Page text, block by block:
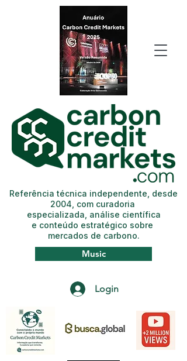
Login
Music
Referência técnica independente, desde
2004, com curadoria
especializada, análise científica
e conteúdo estratégico sobre
mercados de carbono.